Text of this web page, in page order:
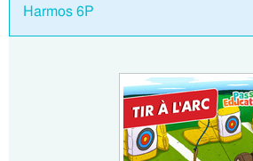
Harmos 6P